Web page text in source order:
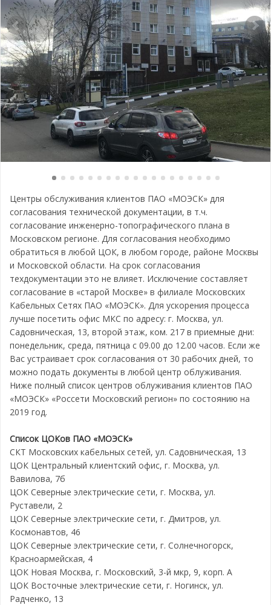
Центры обслуживания клиентов ПАО «МОЭСК» для
согласования технической документации, в т.ч.
согласование инженерно-топографического плана в
Московском регионе. Для согласования необходимо
обратиться в любой ЦОК, в любом городе, районе Москвы
и Московской области. На срок согласования
техдокументации это не влияет. Исключение составляет
согласование в «старой Москве» в филиале Московских
Кабельных Сетях ПАО «МОЭСК». Для ускорения процесса
лучше посетить офис МКС по адресу: г. Москва, ул.
Садовническая, 13, второй этаж, ком. 217 в приемные дни:
понедельник, среда, пятница с 09.00 до 12.00 часов. Если же
Вас устраивает срок согласования от 30 рабочих дней, то
можно подать документы в любой центр облуживания.
Ниже полный список центров облуживания клиентов ПАО
«МОЭСК» «Россети Московский регион» по состоянию на
2019 год.
Список ЦОКов ПАО «МОЭСК»
СКТ Московских кабельных сетей, ул. Садовническая, 13
ЦОК Центральный клиентский офис, г. Москва, ул.
Вавилова, 7б
ЦОК Северные электрические сети, г. Москва, ул.
Руставели, 2
ЦОК Северные электрические сети, г. Дмитров, ул.
Космонавтов, 46
ЦОК Северные электрические сети, г. Солнечногорск,
Красноармейская, 4
ЦОК Новая Москва, г. Московский, 3-й мкр, 9, корп. А
ЦОК Восточные электрические сети, г. Ногинск, ул.
Радченко, 13